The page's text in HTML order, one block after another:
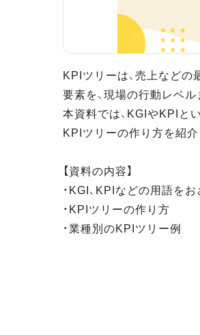
KPIツリーは、売上などの
要素を、現場の行動レベ
本資料では、KGIやKPIと
KPIツリーの作り方を紹介
【資料の内容】
・KGI、KPIなどの用語を
・KPIツリーの作り方
・業種別のKPIツリー例